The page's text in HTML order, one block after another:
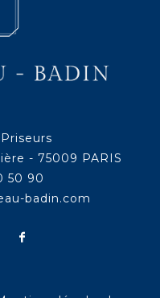
- 75009 PARIS
50 90
badin.com